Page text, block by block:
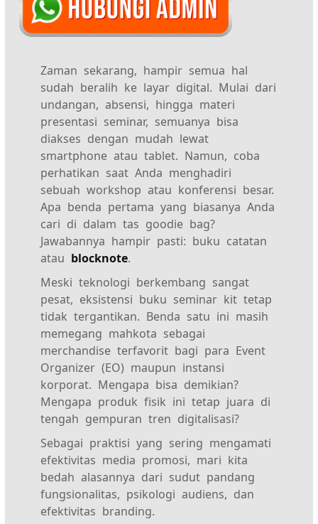
Zaman sekarang, hampir semua hal
sudah beralih ke layar digital. Mulai dari
undangan, absensi, hingga materi
presentasi seminar, semuanya bisa
diakses dengan mudah lewat
smartphone atau tablet. Namun, coba
perhatikan saat Anda menghadiri
sebuah workshop atau konferensi besar.
Apa benda pertama yang biasanya Anda
cari di dalam tas goodie bag?
Jawabannya hampir pasti: buku catatan
atau blocknote.
Meski teknologi berkembang sangat
pesat, eksistensi buku seminar kit tetap
tidak tergantikan. Benda satu ini masih
memegang mahkota sebagai
merchandise terfavorit bagi para Event
Organizer (EO) maupun instansi
korporat. Mengapa bisa demikian?
Mengapa produk fisik ini tetap juara di
tengah gempuran tren digitalisasi?
Sebagai praktisi yang sering mengamati
efektivitas media promosi, mari kita
bedah alasannya dari sudut pandang
fungsionalitas, psikologi audiens, dan
efektivitas branding.